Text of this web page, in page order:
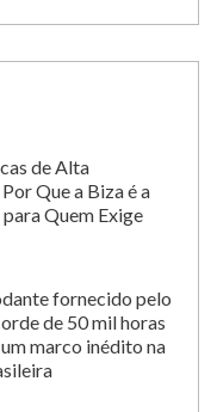
de Alta
Que a Biza é a
Quem Exige
fornecido pelo
de 50 mil horas
marco inédito na